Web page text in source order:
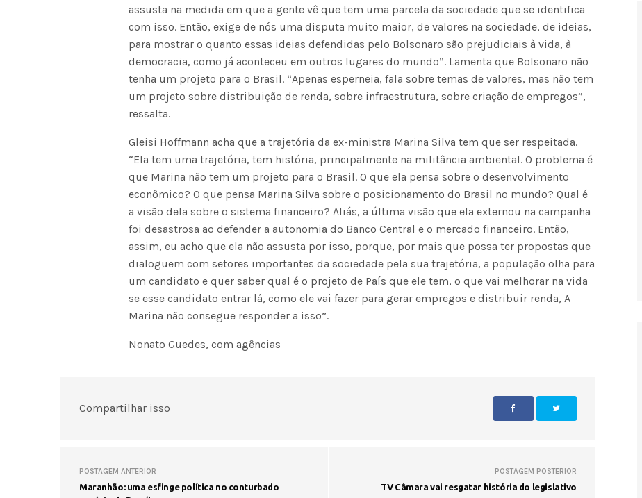
assusta na medida em que a gente vê que tem uma parcela da sociedade que se identifica
com isso. Então, exige de nós uma disputa muito maior, de valores na sociedade, de ideias,
para mostrar o quanto essas ideias defendidas pelo Bolsonaro são prejudiciais à vida, à
democracia, como já aconteceu em outros lugares do mundo”. Lamenta que Bolsonaro não
tenha um projeto para o Brasil. “Apenas esperneia, fala sobre temas de valores, mas não tem
um projeto sobre distribuição de renda, sobre infraestrutura, sobre criação de empregos”,
ressalta.
Gleisi Hoffmann acha que a trajetória da ex-ministra Marina Silva tem que ser respeitada.
“Ela tem uma trajetória, tem história, principalmente na militância ambiental. O problema é
que Marina não tem um projeto para o Brasil. O que ela pensa sobre o desenvolvimento
econômico? O que pensa Marina Silva sobre o posicionamento do Brasil no mundo? Qual é
a visão dela sobre o sistema financeiro? Aliás, a última visão que ela externou na campanha
foi desastrosa ao defender a autonomia do Banco Central e o mercado financeiro. Então,
assim, eu acho que ela não assusta por isso, porque, por mais que possa ter propostas que
dialoguem com setores importantes da sociedade pela sua trajetória, a população olha para
um candidato e quer saber qual é o projeto de País que ele tem, o que vai melhorar na vida
se esse candidato entrar lá, como ele vai fazer para gerar empregos e distribuir renda, A
Marina não consegue responder a isso”.
Nonato Guedes, com agências
Compartilhar isso
POSTAGEM ANTERIOR
Maranhão: uma esfinge política no conturbado
POSTAGEM POSTERIOR
TV Câmara vai resgatar história do legislativo
Fátima Silva lança livro sobre a história